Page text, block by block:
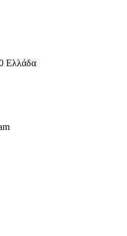
Ελλάδα